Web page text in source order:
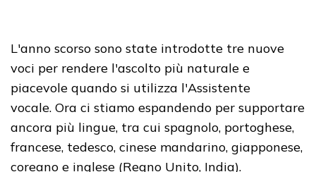
L'anno scorso sono state introdotte tre nuove
voci per rendere l'ascolto più naturale e
piacevole quando si utilizza l'Assistente
vocale. Ora ci stiamo espandendo per supportare
ancora più lingue, tra cui spagnolo, portoghese,
francese, tedesco, cinese mandarino, giapponese,
coreano e inglese (Regno Unito, India).